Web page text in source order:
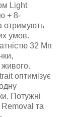
Light
+ 8-
отримують
умов.
32 Мп
оптимізує
Потужні
та